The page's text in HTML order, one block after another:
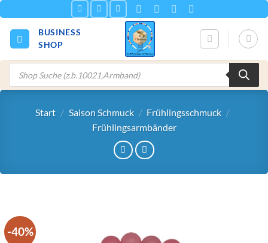
Inhalt
springen
BUSINESS
SHOP
Products
search
Start / Saison Schmuck / Frühlingsschmuck /
Frühlingsarmbänder
-40%